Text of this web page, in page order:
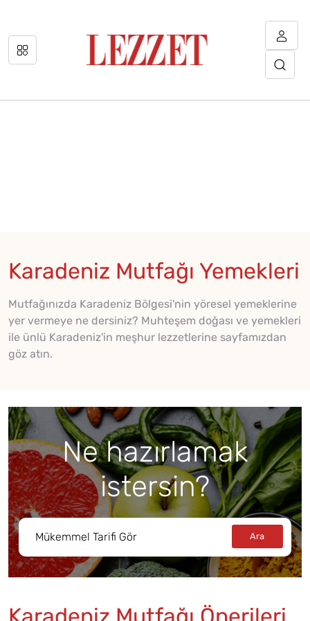
Karadeniz Mutfağı Yemekleri
Mutfağınızda Karadeniz Bölgesi'nin yöresel yemeklerine
yer vermeye ne dersiniz? Muhteşem doğası ve yemekleri
ile ünlü Karadeniz'in meşhur lezzetlerine sayfamızdan
göz atın.
Ne hazırlamak
istersin?